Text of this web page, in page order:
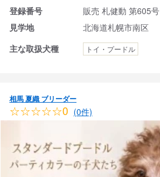
登録番号
販売 札健動 第605号
見学地
北海道札幌市南区
主な取扱犬種
トイ・プードル
相馬 夏織 ブリーダー
☆☆☆☆☆0 (0件)